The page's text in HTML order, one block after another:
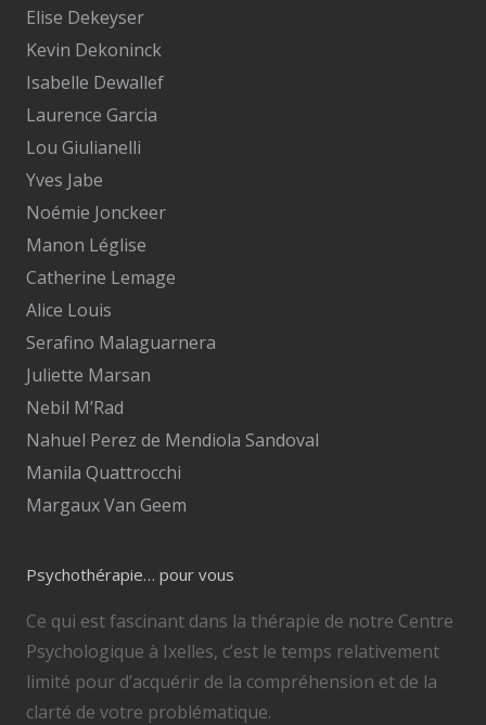
Elise Dekeyser
Kevin Dekoninck
Isabelle Dewallef
Laurence Garcia
Lou Giulianelli
Yves Jabe
Noémie Jonckeer
Manon Léglise
Catherine Lemage
Alice Louis
Serafino Malaguarnera
Juliette Marsan
Nebil M’Rad
Nahuel Perez de Mendiola Sandoval
Manila Quattrocchi
Margaux Van Geem
Psychothérapie… pour vous
Ce qui est fascinant dans la thérapie de notre Centre
Psychologique à Ixelles, c’est le temps relativement
limité pour d’acquérir de la compréhension et de la
clarté de votre problématique.